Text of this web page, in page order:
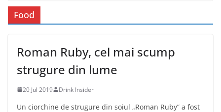
Food
Roman Ruby, cel mai scump
strugure din lume
20 Jul 2019 Drink Insider
Un ciorchine de strugure din soiul „Roman Ruby” a fost